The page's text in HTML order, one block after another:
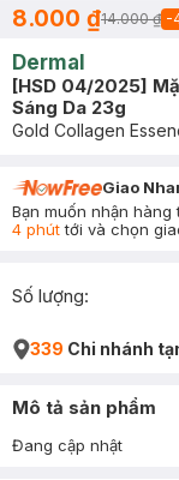
8.000 ₫14.000 ₫ -
Dermal
[HSD 04/2025]
Sáng Da 23g
Gold Collagen
Giao
Bạn muốn nhận hàng
4 phúttới và chọn
Số lượng:
339 Chi nhánh
Mô tả sản phẩm
Đang cập nhật